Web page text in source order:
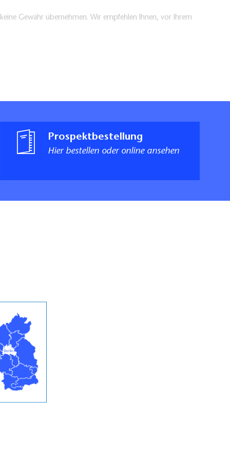
Gewähr übernehmen. Wir empfehlen Ihnen, vor Ihrem
Prospektbestellung
Hier bestellen oder online ansehen